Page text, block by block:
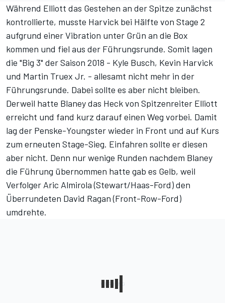
Während Elliott das Gestehen an der Spitze zunächst
kontrollierte, musste Harvick bei Hälfte von Stage 2
aufgrund einer Vibration unter Grün an die Box
kommen und fiel aus der Führungsrunde. Somit lagen
die "Big 3" der Saison 2018 - Kyle Busch, Kevin Harvick
und Martin Truex Jr. - allesamt nicht mehr in der
Führungsrunde. Dabei sollte es aber nicht bleiben.
Derweil hatte Blaney das Heck von Spitzenreiter Elliott
erreicht und fand kurz darauf einen Weg vorbei. Damit
lag der Penske-Youngster wieder in Front und auf Kurs
zum erneuten Stage-Sieg. Einfahren sollte er diesen
aber nicht. Denn nur wenige Runden nachdem Blaney
die Führung übernommen hatte gab es Gelb, weil
Verfolger Aric Almirola (Stewart/Haas-Ford) den
Überrundeten David Ragan (Front-Row-Ford)
umdrehte.